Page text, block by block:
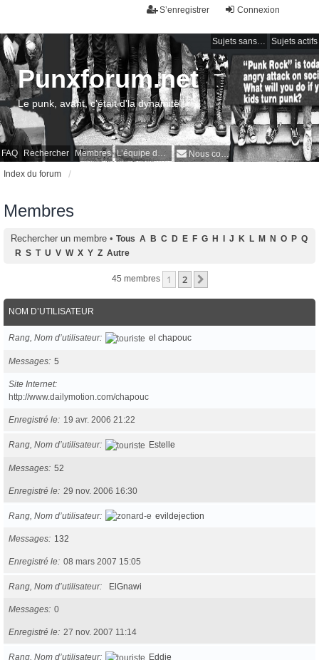
Connexion
S’enregistrer
Sujets sans réponse Sujets actifs
FAQ Rechercher Membres L’équipe du forum Nous contacter
Punxforum.net
Le punk, avant, c'était d'la dynamite !
Index du forum
Membres
Rechercher un membre • Tous A B C D E F G H J K L M N O P Q
R S T U V W X Y Z Autre
45 membres 1 2
NOM D’UTILISATEUR
Rang, Nom d’utilisateur el chapouc
Messages 5
Site Internet
http://www.dailymotion.com/chapouc
Enregistré le 19 avr. 2006 21:22
Rang, Nom d’utilisateur Estelle
Messages 52
Enregistré le 29 nov. 2006 16:30
Rang, Nom d’utilisateur evildejection
Messages 132
Enregistré le 08 mars 2007 15:05
Rang, Nom d’utilisateur ElGnawi
Messages 0
Enregistré le 27 nov. 2007 11:14
Rang, Nom d’utilisateur Eddie